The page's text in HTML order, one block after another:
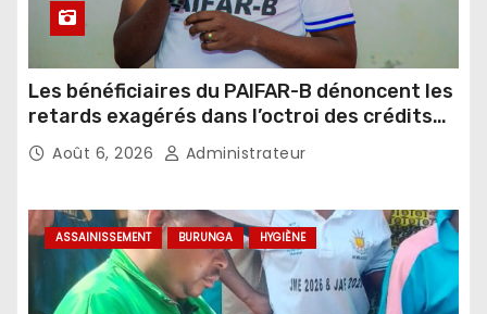
Les bénéficiaires du PAIFAR-B dénoncent les
retards exagérés dans l’octroi des crédits
agricoles
Août 6, 2026 Administrateur
ASSAINISSEMENT BURUNGA HYGIÈNE